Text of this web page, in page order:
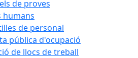
de proves
humans
de personal
pública d'ocupació
de llocs de treball